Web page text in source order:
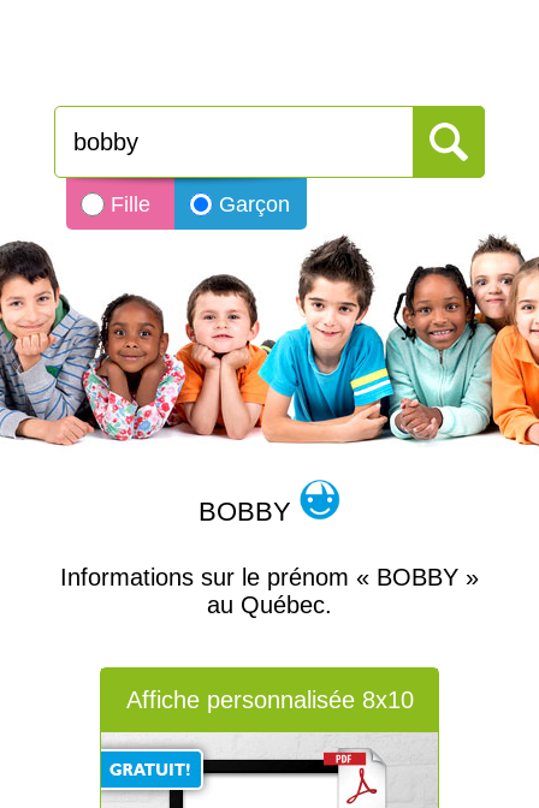
Fille Garçon
BOBBY
Informations sur le prénom « BOBBY »
au Québec.
Affiche personnalisée 8x10